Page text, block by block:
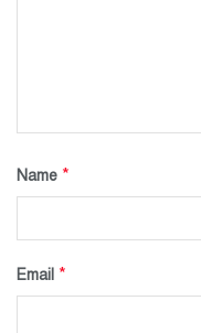
Name *
Email *